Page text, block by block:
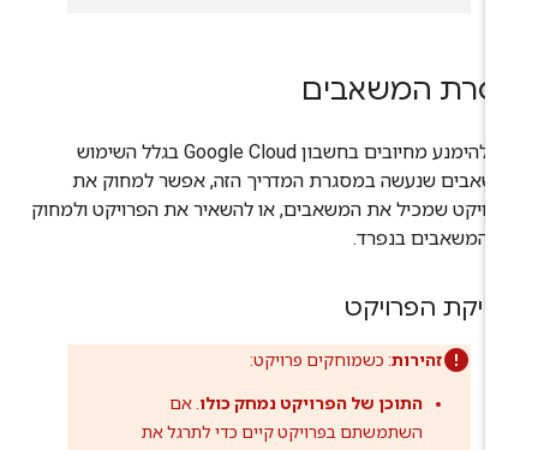
המשאבים
כדי להימנע מחיובים בחשבון Google Cloud בגלל השימוש
שנעשה במסגרת המדריך הזה, אפשר למחוק את
שמכיל את המשאבים, או להשאיר את הפרויקט ולמחוק
המשאבים בנפרד.
הפרויקט
זהירות: כשמוחקים פרויקט:
התוכן של הפרויקט נמחק כולו . אם
השתמשתם בפרויקט קיים כדי לתרגל את